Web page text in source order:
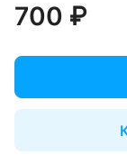
700 ₽